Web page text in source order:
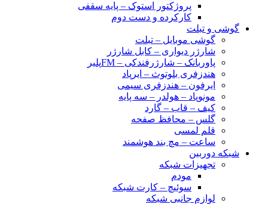
پروژکتور استوک – پایه سقفی
کارکرده و دست دوم
گوشی و تبلت
گوشی موبایل – تبلت
شارژر دیواری – کابل شارژر
پاوربانک – شارژرفندکی – FMپلیر
هندزفری بلوتوث – ایرپاد
ایرفون – هندزفری سیمی
مونوپاد – هولدر – سه پایه
کیف – قاب – گارد
گلس – محافظ صفحه
قلم لمسی
ساعت – مچ بند هوشمند
شبکه دوربین
تجهیزات شبکه
مودم
سوئیچ – کارت شبکه
لوازم جانبی شبکه